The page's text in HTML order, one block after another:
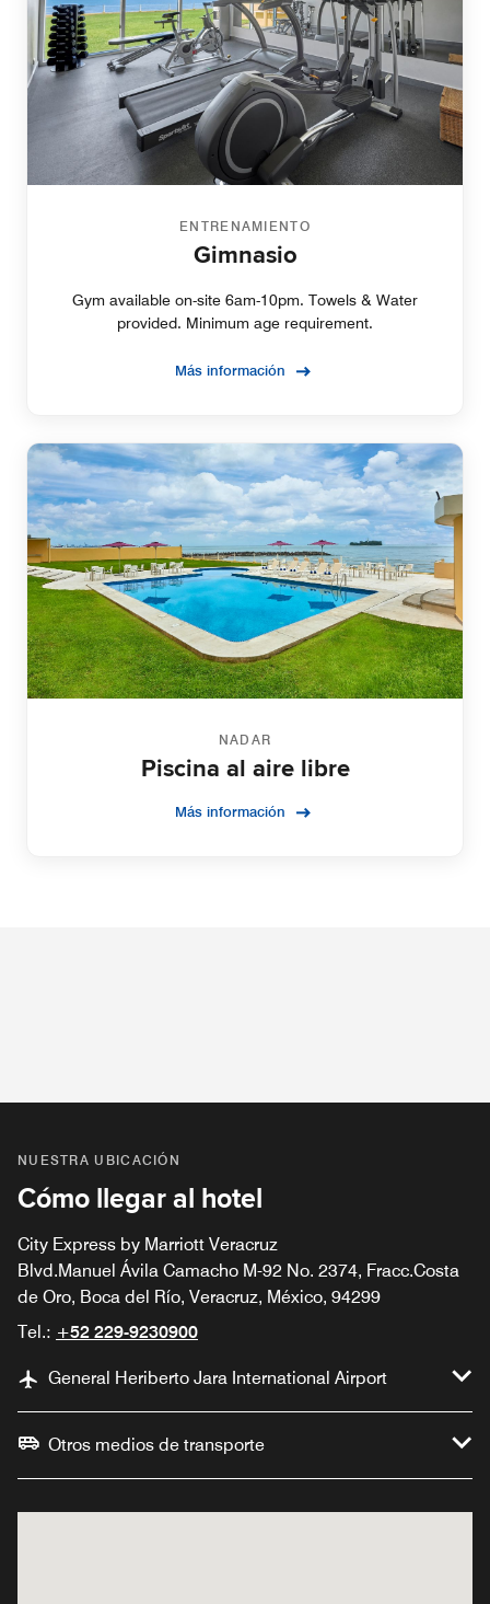
ENTRENAMIENTO
Gimnasio
Gym available on-site 6am-10pm. Towels & Water
provided. Minimum age requirement.
Más información
NADAR
Piscina al aire libre
Más información
NUESTRA UBICACIÓN
Cómo llegar al hotel
City Express by Marriott Veracruz
Blvd.Manuel Ávila Camacho M-92 No. 2374, Fracc.Costa
de Oro, Boca del Río, Veracruz, México, 94299
Tel.: +52 229-9230900
General Heriberto Jara International Airport
Otros medios de transporte